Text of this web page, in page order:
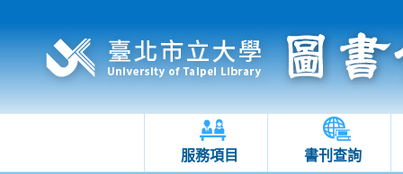
服務項目 書刊查詢